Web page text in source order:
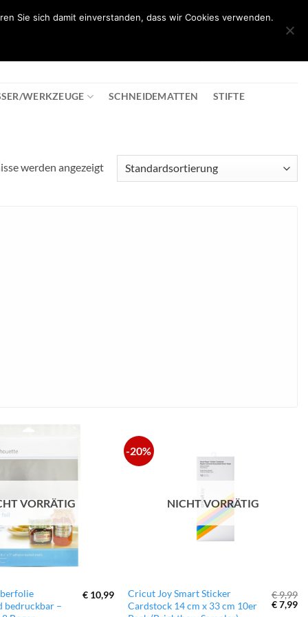
WERKZEUGE SCHNEIDEMATTEN STIFTE
werden angezeigt
VORRÄTIG
bedruckbar –
€ 10,99
-20%
NICHT VORRÄTIG
Cricut Joy Smart Sticker
Cardstock 14 cm x 33 cm 10er
€9,99
€7,99
Sie sich damit einverstanden, dass wir Cookies verwenden.